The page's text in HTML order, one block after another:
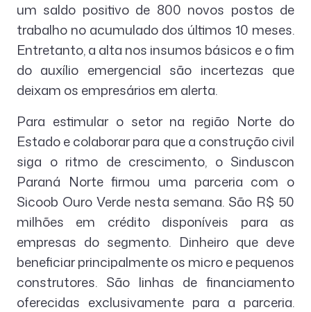
um saldo positivo de 800 novos postos de
trabalho no acumulado dos últimos 10 meses.
Entretanto, a alta nos insumos básicos e o fim
do auxílio emergencial são incertezas que
deixam os empresários em alerta.
Para estimular o setor na região Norte do
Estado e colaborar para que a construção civil
siga o ritmo de crescimento, o Sinduscon
Paraná Norte firmou uma parceria com o
Sicoob Ouro Verde nesta semana. São R$ 50
milhões em crédito disponíveis para as
empresas do segmento. Dinheiro que deve
beneficiar principalmente os micro e pequenos
construtores. São linhas de financiamento
oferecidas exclusivamente para a parceria.